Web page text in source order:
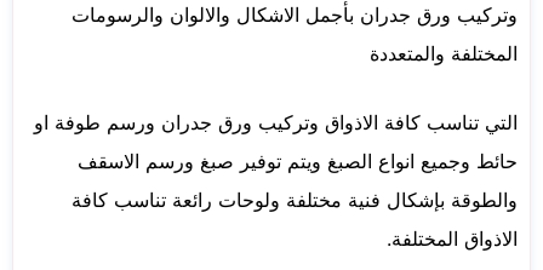
وتركيب ورق جدران بأجمل الاشكال والالوان والرسومات
المختلفة والمتعددة
التي تناسب كافة الاذواق وتركيب ورق جدران ورسم طوفة او
حائط وجميع انواع الصبغ ويتم توفير صبغ ورسم الاسقف
والطوقة بإشكال فنية مختلفة ولوحات رائعة تناسب كافة
الاذواق المختلفة.